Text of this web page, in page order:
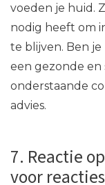
voeden je huid.
nodig heeft om
te blijven. Ben
een gezonde
onderstaande
advies.
7. Reactie
voor